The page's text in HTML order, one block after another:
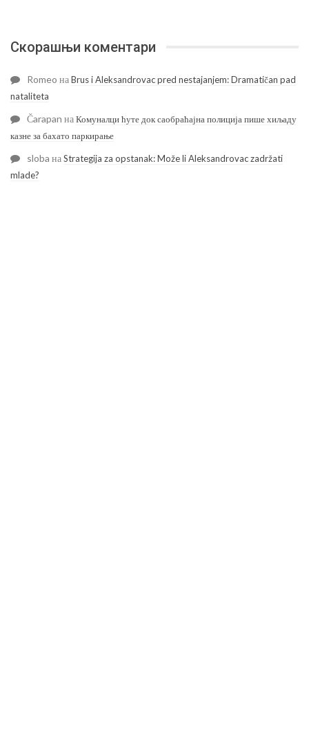
Скорашњи коментари
Romeo наBrus i Aleksandrovac pred nestajanjem: Dramatičan pad
nataliteta
Čarapan наКомуналци ћуте док саобраћајна полиција пише хиљаду
казне за бахато паркирање
sloba наStrategija za opstanak: Može li Aleksandrovac zadržati
mlade?